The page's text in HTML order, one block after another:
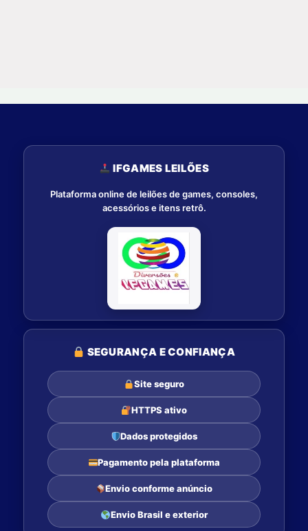
IFGAMES LEILÕES
Plataforma online de leilões de games, consoles,
acessórios e itens retrô.
SEGURANÇA E CONFIANÇA
Site seguro
HTTPS ativo
Dados protegidos
Pagamento pela plataforma
Envio conforme anúncio
Envio Brasil e exterior